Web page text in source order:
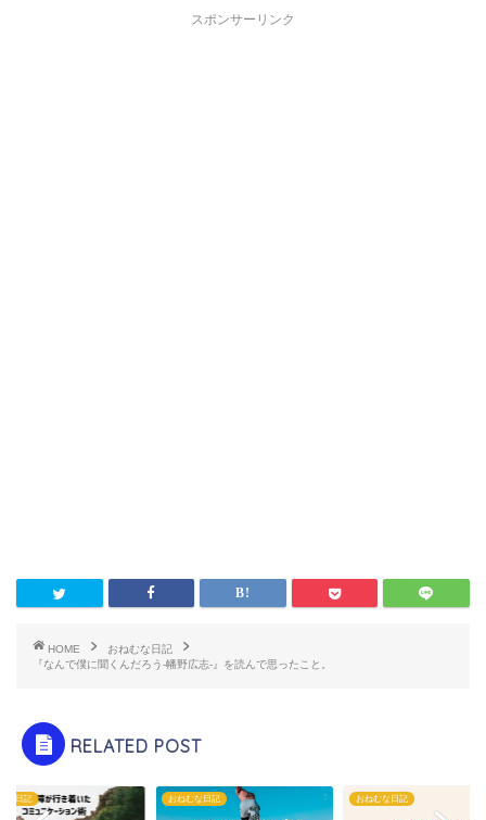
スポンサーリンク
HOME
おねむな日記
『なんで僕に聞くんだろう‐幡野広志‐』を読んで思ったこと。
RELATED POST
な日記 おねむな日記 おねむな日記